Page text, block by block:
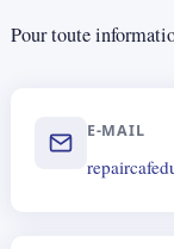
Pour toute
E-MAIL